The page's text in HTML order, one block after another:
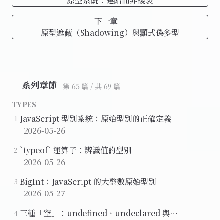
下一章
原型遮蔽（Shadowing）與顯式偽多型
系列章節 第 65 篇 / 共 69 篇
TYPES
1 JavaScript 型別系統：原始型別的正確定義
2026-05-26
2 `typeof` 運算子：辨識值的型別
2026-05-26
3 BigInt：JavaScript 的大整數原始型別
2026-05-27
4 三種「空」：undefined、undeclared 與